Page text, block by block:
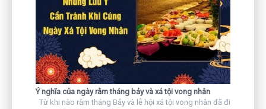
Ý nghĩa của ngày rằm tháng bảy và xá tội vong nhân
Từ khi nào rằm tháng Bảy và lễ hội xá tội vong nhân đã đi